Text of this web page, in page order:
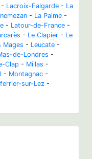
- Lacroix-Falgarde - La
- La Palme -
- Latour-de-France -
- Le Clapier - Le
Mages - Leucate -
de-Londres -
Clap - Millas -
- Montagnac -
sur-Lez -